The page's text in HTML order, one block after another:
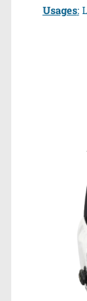
Usages: